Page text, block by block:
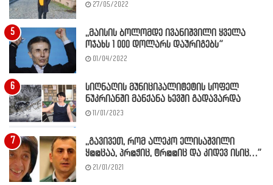
27/05/2022
,,მაისის ბოლომდე ივანიშვილი ყველა
ოჯახს 1 000 დოლარს დაურიგებს”
01/04/2022
სიღნაღის მუნიციპალიტეტის სოფელ
ნუკრიანში მანქანა ხევში გადავარდა
11/01/2023
,,გავივეთ, რომ ალეკო ელისაშვილი
ყ@@ცაა, პრ@ჭიც, ტრ@@იც და კიდევ ისიც…”
21/01/2021